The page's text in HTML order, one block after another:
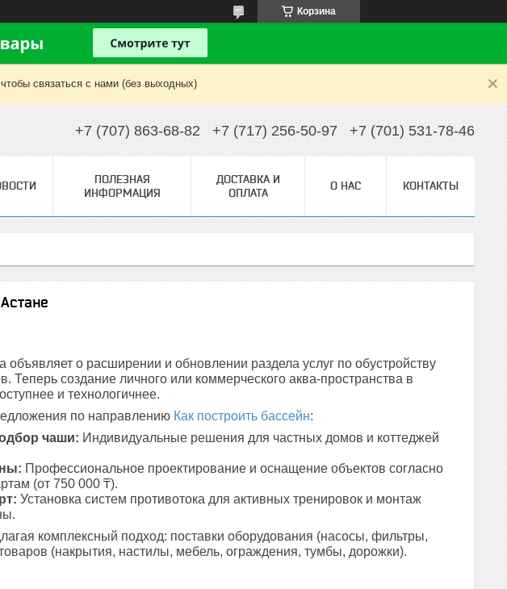
Корзина
связаться с нами (без выходных)
+7 (707) 863-68-82 +7 (717) 256-50-97 +7 (701) 531-78-46
ПОЛЕЗНАЯ
ИНФОРМАЦИЯ
ДОСТАВКА И
ОПЛАТА
О НАС КОНТАКТЫ
объявляет о расширении и обновлении раздела услуг по обустройству
Теперь создание личного или коммерческого аква-пространства в
и технологичнее.
по направлению Как построить бассейн:
чаши: Индивидуальные решения для частных домов и коттеджей
Профессиональное проектирование и оснащение объектов согласно
(от 750 000 ₸).
Установка систем противотока для активных тренировок и монтаж
комплексный подход: поставки оборудования (насосы, фильтры,
(накрытия, настилы, мебель, ограждения, тумбы, дорожки).